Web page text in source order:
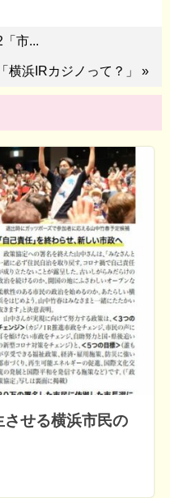
市...
横浜IRカジノって？」 »
せる横浜市民の